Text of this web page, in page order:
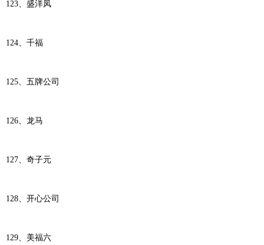
123、盛洋凤
124、千福
125、五牌公司
126、龙马
127、奇子元
128、开心公司
129、美福六